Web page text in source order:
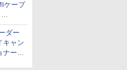
ケーブ
ダー
キャン
ナー